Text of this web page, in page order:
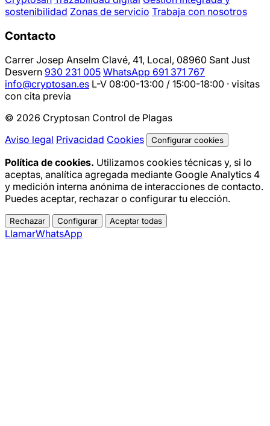
sostenibilidad Zonas de servicio Trabaja con nosotros
Contacto
Carrer Josep Anselm Clavé, 41, Local, 08960 Sant Just
Desvern 930 231 005 WhatsApp 691 371 767
info@cryptosan.es L-V 08:00-13:00 / 15:00-18:00 · visitas
con cita previa
© 2026 Cryptosan Control de Plagas
Aviso legal Privacidad Cookies Configurar cookies
Política de cookies. Utilizamos cookies técnicas y, si lo
aceptas, analítica agregada mediante Google Analytics 4
y medición interna anónima de interacciones de contacto.
Puedes aceptar, rechazar o configurar tu elección.
Rechazar Configurar Aceptar todas
LlamarWhatsApp